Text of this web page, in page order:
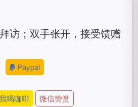
访；双手张开，接受馈赠
Paypal
喝咖啡 微信赞赏